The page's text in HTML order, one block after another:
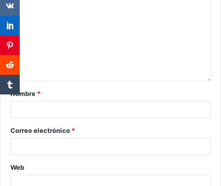
Nombre *
Correo electrónico *
Web